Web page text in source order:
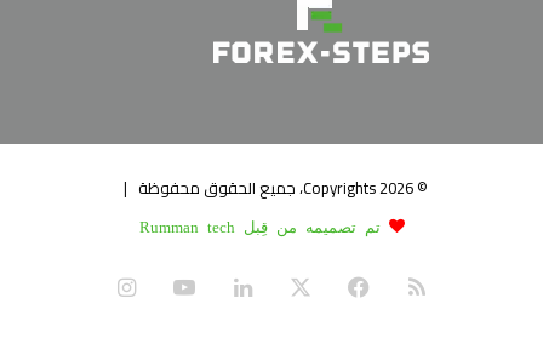
© Copyrights 2026، جميع الحقوق محفوظة |
تم تصميمه من قِبل Rumman tech
ملخصفيسبوك لينكدإنيوتيوبانستقرام